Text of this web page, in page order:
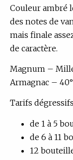
Couleur ambré
des notes de
mais finale
de caractère.
Magnum –
Armagnac –
Tarifs
de 1 à 5
de 6 à 11
12